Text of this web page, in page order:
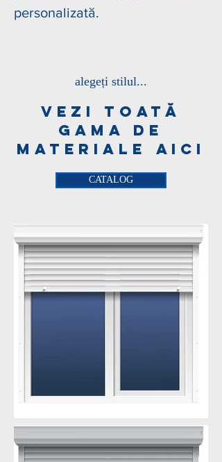
personalizată.
alegeți stilul...
VEZI TOată
GAMA DE
MATERIALE AICI
CATALOG